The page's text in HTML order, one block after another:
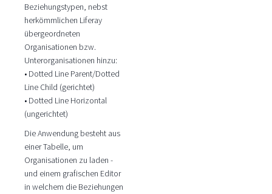
Beziehungstypen, nebst
herkömmlichen Liferay
übergeordneten
Organisationen bzw.
Unterorganisationen hinzu:
• Dotted Line Parent/Dotted
Line Child (gerichtet)
• Dotted Line Horizontal
(ungerichtet)
Die Anwendung besteht aus
einer Tabelle, um
Organisationen zu laden -
und einem grafischen Editor
in welchem die Beziehungen